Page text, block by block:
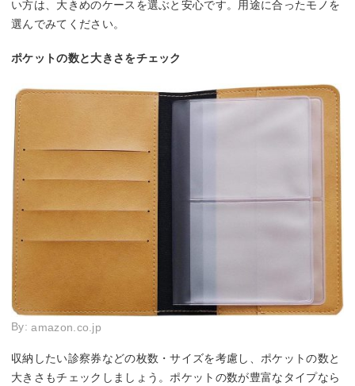
い方は、大きめのケースを選ぶと安心です。用途に合ったモノを
選んでみてください。
ポケットの数と大きさをチェック
By:amazon.co.jp
収納したい診察券などの枚数・サイズを考慮し、ポケットの数と
大きさもチェックしましょう。ポケットの数が豊富なタイプなら